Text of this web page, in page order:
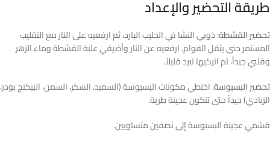
طريقة التحضير والإعداد
تحضير القشطة:ذوبي النشا في الحليب البارد، ثم ارفعيه على النار مع التقليب
المستمر حتى يثقل القوام. ارفعيه عن النار وأضيفي علبة القشطة وماء الزهر
وقلبي جيداً، ثم اتركيها تبرد قليلاً.
تحضير البسبوسة:اخلطي مكونات البسبوسة (السميد، السكر، السمن، البيكنج بودر،
الزبادي) جيداً حتى تتكون عجينة طرية.
قسّمي عجينة البسبوسة إلى نصفين متساويين.